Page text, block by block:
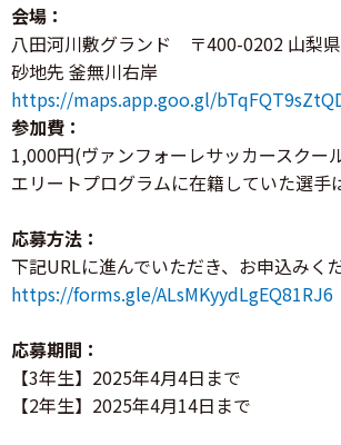
会場：
八田河川敷グランド 〒400-0202 山梨
砂地先 釜無川右岸
https://maps.app.goo.gl/
参加費：
1,000円(ヴァンフォーレサッカースクー
エリートプログラムに在籍していた選手
応募方法：
下記URLに進んでいただき、お申込みく
https://forms.gle/ALsMKyydLgEQ81RJ6
応募期間：
【3年生】2025年4月4日まで
【2年生】2025年4月14日まで